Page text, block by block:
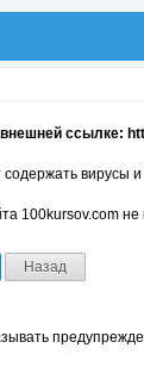
ссылке:
вирусы
100kursov.com не
Назад